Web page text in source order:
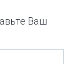
Ваш